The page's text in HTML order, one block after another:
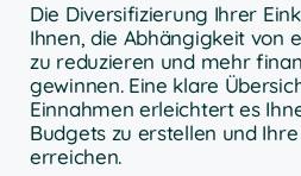
Die Diversifizierung Ihrer
Ihnen, die Abhängigkeit von
zu reduzieren und mehr
gewinnen. Eine klare
Einnahmen erleichtert es
Budgets zu erstellen und
erreichen.